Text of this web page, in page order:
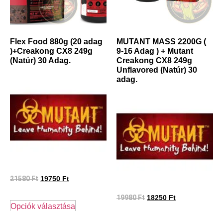
Flex Food 880g (20 adag
)+Creakong CX8 249g
(Natúr) 30 Adag.
21580Ft 19750 Ft
Opciók választása
MUTANT MASS 2200G (
9-16 Adag ) + Mutant
Creakong CX8 249g
Unflavored (Natúr) 30
adag.
19980Ft 18250 Ft